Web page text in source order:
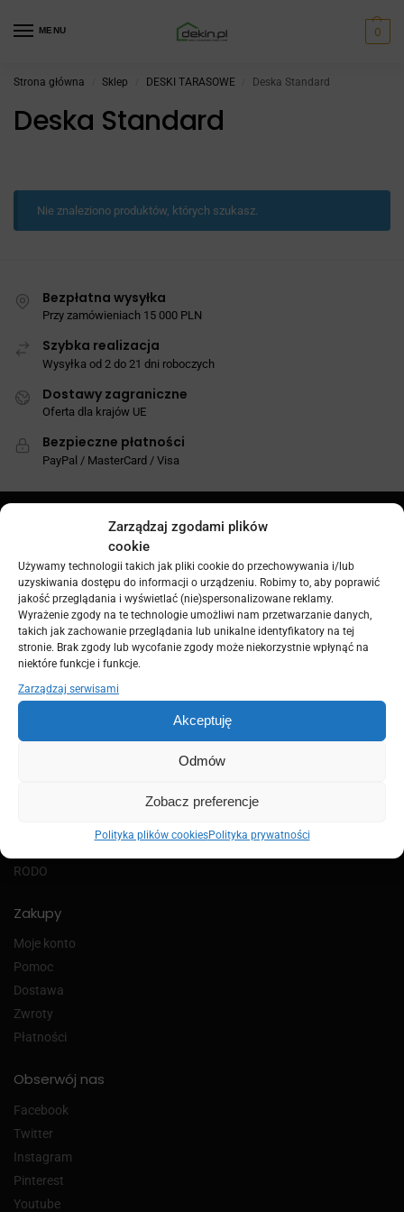
Zarządzaj zgodami plików
cookie
Używamy technologii takich jak pliki cookie do przechowywania i/lub
uzyskiwania dostępu do informacji o urządzeniu. Robimy to, aby poprawić
jakość przeglądania i wyświetlać (nie)spersonalizowane reklamy.
Wyrażenie zgody na te technologie umożliwi nam przetwarzanie danych,
takich jak zachowanie przeglądania lub unikalne identyfikatory na tej
stronie. Brak zgody lub wycofanie zgody może niekorzystnie wpłynąć na
niektóre funkcje i funkcje.
Zarządzaj serwisami
Akceptuję
Odmów
Zobacz preferencje
Polityka plików cookiesPolityka prywatności
MENU 0
Strona główna Sklep DESKI TARASOWE Deska Standard
Deska Standard
Nie znaleziono produktów, których szukasz.
Bezpłatna wysyłka
Przy zamówieniach 15 000 PLN
Szybka realizacja
Wysyłka od 2 do 21 dni roboczych
Dostawy zagraniczne
Oferta dla krajów UE
Bezpieczne płatności
PayPal / MasterCard / Visa
adres firmy:
ul.Wernera 67
26-600 Radom
O Firmie
RODO
Zakupy
Moje konto
Pomoc
Dostawa
Zwroty
Płatności
Obserwój nas
Facebook
Twitter
Instagram
Pinterest
Youtube